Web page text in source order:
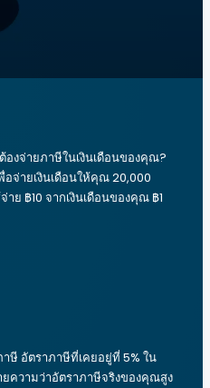
งจ่ายภาษีในเงินเดือนของคุณ?
อจ่ายเงินเดือนให้คุณ 20,000
ย ฿10 จากเงินเดือนของคุณ ฿1
ษี อัตราภาษีที่เคยอยู่ที่ 5% ใน
ความว่าอัตราภาษีจริงของคุณสูง